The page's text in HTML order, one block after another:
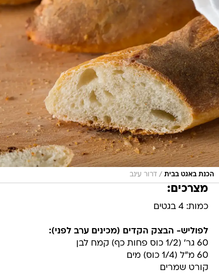
הכנת באגט בבית / דרור עינב
מצרכים:
כמות: 4 בגטים
לפוליש- הבצק הקדים (מכינים ערב לפני):
60 גר' (1/2 כוס פחות כף) קמח לבן
60 מ"ל (1/4 כוס) מים
קורט שמרים